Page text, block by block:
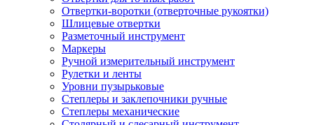
Отвертки-воротки (отверточные рукоятки)
Шлицевые отвертки
Разметочный инструмент
Маркеры
Ручной измерительный инструмент
Рулетки и ленты
Уровни пузырьковые
Степлеры и заклепочники ручные
Степлеры механические